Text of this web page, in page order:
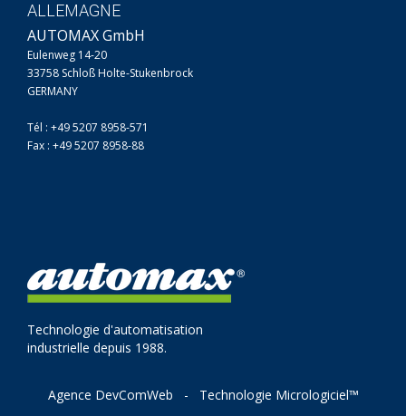
ALLEMAGNE
AUTOMAX GmbH
Eulenweg 14-20
33758 Schloß Holte-Stukenbrock
GERMANY
Tél : +49 5207 8958-571
Fax : +49 5207 8958-88
Technologie d'automatisation
industrielle depuis 1988.
Agence DevComWeb - Technologie Micrologiciel™